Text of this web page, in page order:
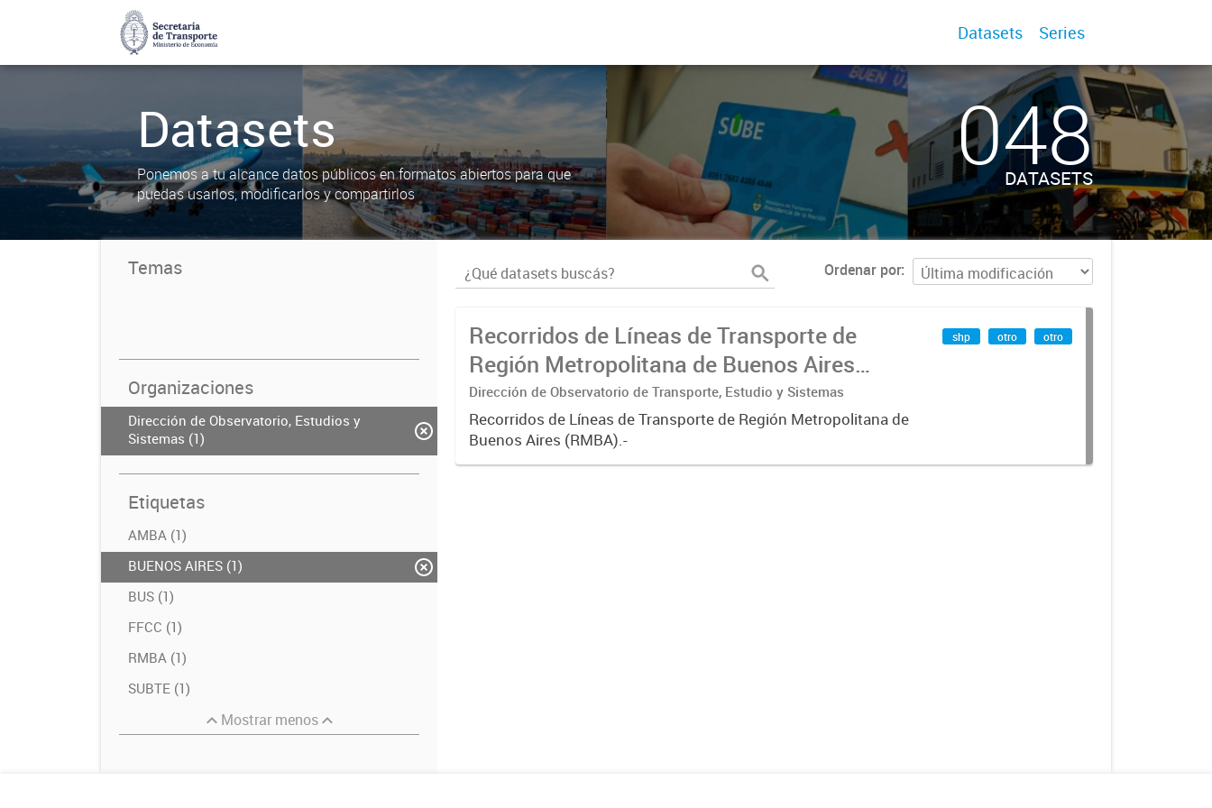
Datasets Series
Datasets
Ponemos a tu alcance datos públicos en formatos abiertos para que
puedas usarlos, modificarlos y compartirlos
048
DATASETS
Temas
Organizaciones
Dirección de Observatorio, Estudios y
Sistemas (1)
Etiquetas
AMBA (1)
BUENOS AIRES (1)
BUS (1)
FFCC (1)
RMBA (1)
SUBTE (1)
Mostrar menos
Ordenar por
Recorridos de Líneas de Transporte de
Región Metropolitana de Buenos Aires
(RMBA)
Dirección de Observatorio de Transporte, Estudio y Sistemas
Recorridos de Líneas de Transporte de Región Metropolitana de
Buenos Aires (RMBA).-
shp otro otro